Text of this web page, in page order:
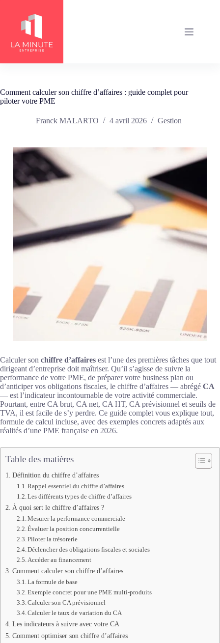
contenu
Comment calculer son chiffre d’affaires : guide complet pour
piloter votre PME
Franck MALARTO 4 avril 2026 Gestion
Calculer son chiffre d’affaires est l’une des premières tâches que tout
dirigeant d’entreprise doit maîtriser. Qu’il s’agisse de suivre la
performance de votre PME, de préparer votre business plan ou
d’anticiper vos obligations fiscales, le chiffre d’affaires — abrégé CA
— est l’indicateur incontournable de votre activité commerciale.
Pourtant, entre CA brut, CA net, CA HT, CA prévisionnel et seuils de
TVA, il est facile de s’y perdre. Ce guide complet vous explique tout,
formule de calcul incluse, avec des exemples concrets adaptés aux
réalités d’une PME française en 2026.
Table des matières
Définition du chiffre d’affaires
Rappel essentiel du chiffre d’affaires
Les différents types de chiffre d’affaires
À quoi sert le chiffre d’affaires ?
Mesurer la performance commerciale
Évaluer la position concurrentielle
Piloter la trésorerie
Déclencher des obligations fiscales et sociales
Accéder au financement
Comment calculer son chiffre d’affaires
La formule de base
Exemple concret pour une PME multi-produits
Calculer son CA prévisionnel
Calculer le taux de variation du CA
Les indicateurs à suivre avec votre CA
Comment optimiser son chiffre d’affaires